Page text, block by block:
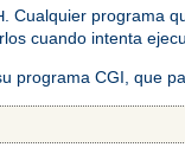
. Cualquier programa
cuando intenta
programa CGI, que